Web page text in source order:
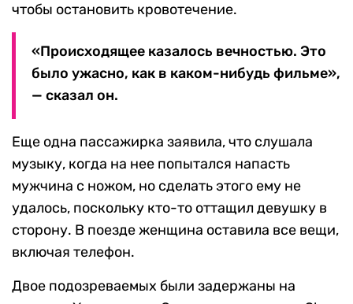
чтобы остановить кровотечение.
«Происходящее казалось вечностью. Это
было ужасно, как в каком-нибудь фильме»,
— сказал он.
Еще одна пассажирка заявила, что слушала
музыку, когда на нее попытался напасть
мужчина с ножом, но сделать этого ему не
удалось, поскольку кто-то оттащил девушку в
сторону. В поезде женщина оставила все вещи,
включая телефон.
Двое подозреваемых были задержаны на